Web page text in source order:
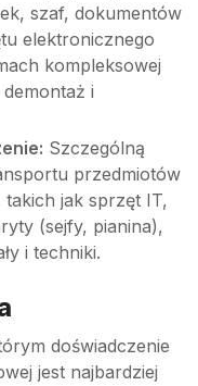
szaf, dokumentów
elektronicznego
kompleksowej
i
Szczególną
przedmiotów
jak sprzęt IT,
(sejfy, pianina),
i techniki.
doświadczenie
jest najbardziej